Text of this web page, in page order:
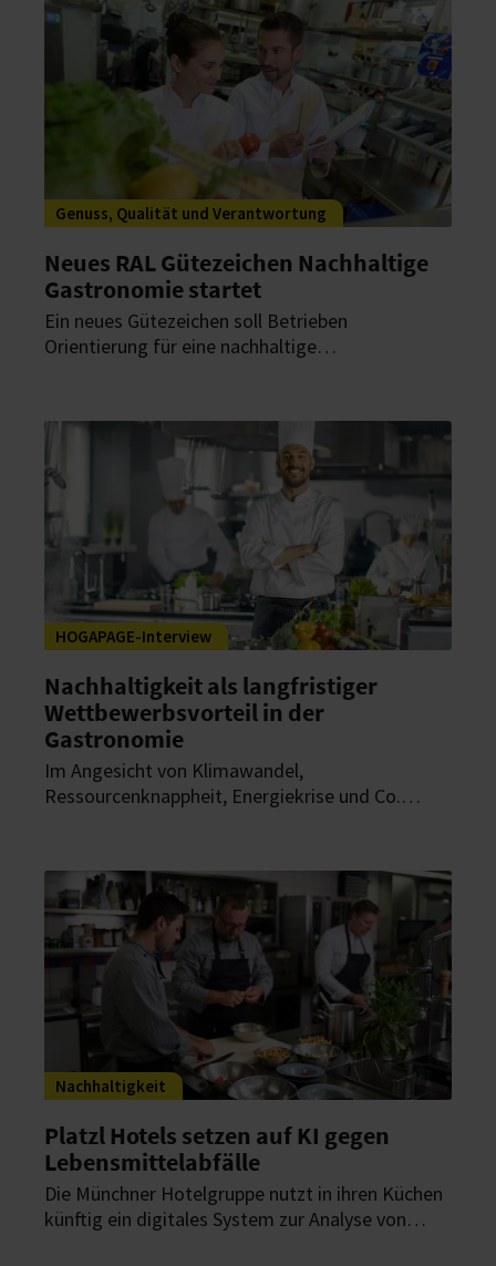
Genuss, Qualität und Verantwortung
Neues RAL Gütezeichen Nachhaltige
Gastronomie startet
Ein neues Gütezeichen soll Betrieben
Orientierung für eine nachhaltige
Wirtschaftlichkeit und sozialer Verantwortung.
HOGAPAGE-Interview
Nachhaltigkeit als langfristiger
Wettbewerbsvorteil in der
Gastronomie
Im Angesicht von Klimawandel,
Ressourcenknappheit, Energiekrise und Co.
nachhaltige Konzepte erfolgreich umsetzen
können, verrät Philip Gutschke, Bereichsleiter für
Energiebeschaffung bei der wattline GmbH, im
Interview mit HOGAPAGE.
Nachhaltigkeit
Platzl Hotels setzen auf KI gegen
Lebensmittelabfälle
Die Münchner Hotelgruppe nutzt in ihren Küchen
künftig ein digitales System zur Analyse von